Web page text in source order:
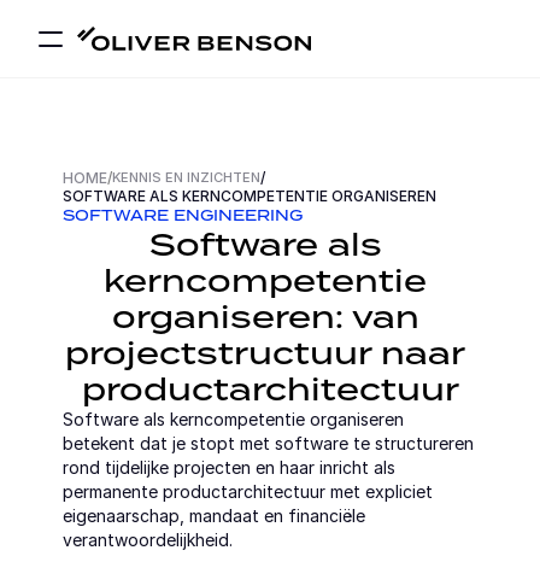
HOME/KENNIS EN INZICHTEN/
SOFTWARE ALS KERNCOMPETENTIE ORGANISEREN
SOFTWARE ENGINEERING
Software als
kerncompetentie
organiseren: van
projectstructuur naar
productarchitectuur
Software als kerncompetentie organiseren
betekent dat je stopt met software te structureren
rond tijdelijke projecten en haar inricht als
permanente productarchitectuur met expliciet
eigenaarschap, mandaat en financiële
verantwoordelijkheid.